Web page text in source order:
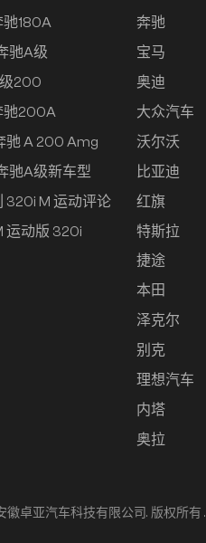
180A
驰A级
200
驰200A
驰 A 200 Amg
驰A级新车型
320i M 运动评论
运动版 320i
奔驰
宝马
奥迪
大众汽车
沃尔沃
比亚迪
红旗
特斯拉
捷途
本田
泽克尔
别克
理想汽车
内塔
奥拉
卓亚汽车科技有限公司. 版权所有 .